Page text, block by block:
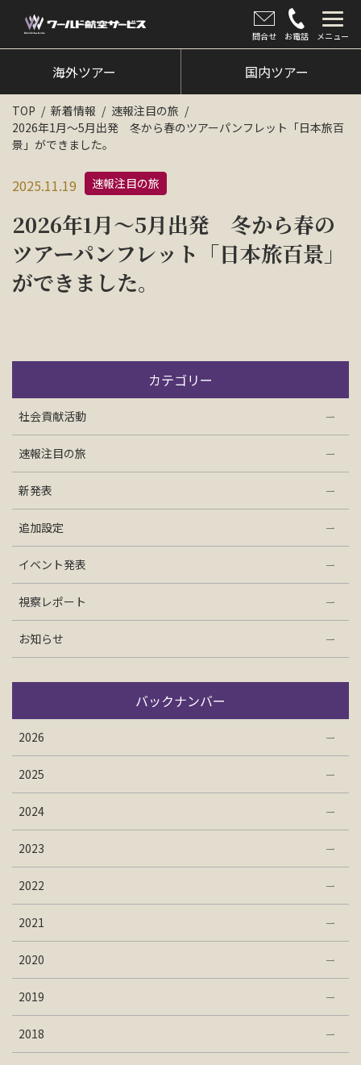
問合せ お電話 メニュー
海外ツアー
国内ツアー
クルーズツアー
ツアー催行状況
旅のひろば
イベント
新着情報
お問い合わせ
資料請求
検索
海外ツアー 国内ツアー
TOP 新着情報
速報注目の旅
2026年1月〜5月出発 冬から春のツアーパンフレット「日本旅百
景」ができました。
2025.11.19 速報注目の旅
2026年1月〜5月出発 冬から春の
ツアーパンフレット「日本旅百景」
ができました。
カテゴリー
社会貢献活動
速報注目の旅
新発表
追加設定
イベント発表
視察レポート
お知らせ
バックナンバー
2026
2025
2024
2023
2022
2021
2020
2019
2018